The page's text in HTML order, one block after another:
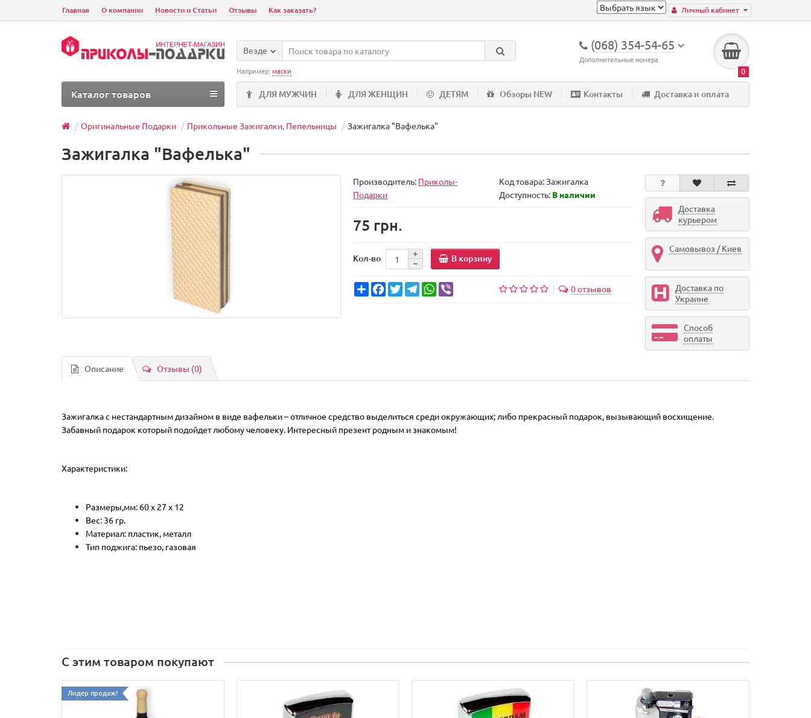
Личный кабинет
Главная О компании Новости и Статьи Отзывы Как заказать?
(068) 354-54-65
Дополнительные номера
0
Везде
Например: маски
ДЛЯ МУЖЧИН ДЛЯ ЖЕНЩИН ДЕТЯМ Обзоры NEW Контакты Доставка и оплата
Каталог товаров
Оригинальные Подарки Прикольные Зажигалки, Пепельницы Зажигалка "Вафелька"
Зажигалка "Вафелька"
Производитель: Приколы-
Подарки
Код товара:Зажигалка
Доступность: В наличии
75 грн.
Кол-во В корзину
ShareFacebook
TwitterTelegramWhatsApp 0 отзывов
Доставка
курьером
Самовывоз / Киев
Доставка по
Украине
Способ
оплаты
Описание Отзывы (0)
Зажигалка с нестандартным дизайном в виде вафельки – отличное средство выделиться среди окружающих; либо прекрасный подарок, вызывающий восхищение.
Забавный подарок который подойдет любому человеку. Интересный презент родным и знакомым!
Характеристики:
Размеры,мм: 60 х 27 х 12
Вес: 36 гр.
Материал: пластик, металл
Тип поджига: пьезо, газовая
С этим товаром покупают
Лидер продаж!